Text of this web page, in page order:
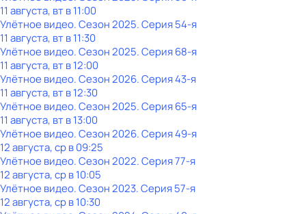
11 августа, вт в 11:00
Улётное видео. Сезон 2025. Серия 54-я
11 августа, вт в 11:30
Улётное видео. Сезон 2025. Серия 68-я
11 августа, вт в 12:00
Улётное видео. Сезон 2026. Серия 43-я
11 августа, вт в 12:30
Улётное видео. Сезон 2025. Серия 65-я
11 августа, вт в 13:00
Улётное видео. Сезон 2026. Серия 49-я
12 августа, ср в 09:25
Улётное видео. Сезон 2022. Серия 77-я
12 августа, ср в 10:05
Улётное видео. Сезон 2023. Серия 57-я
12 августа, ср в 10:30